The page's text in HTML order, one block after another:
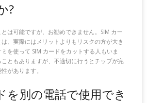
?
は可能ですが、お勧めできません。SIM カー
は、実際にはメリットよりもリスクの方が大き
を使って SIM カードをカットする人もいま
ともありますが、不適切に行うとチップが完
があります。
を別の電話で使用でき